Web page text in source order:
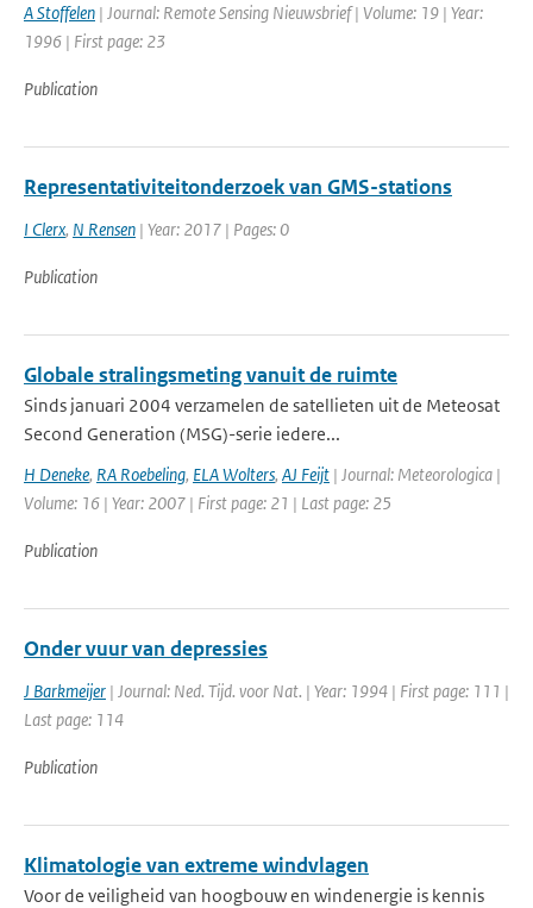
A Stoffelen | Journal: Remote Sensing Nieuwsbrief | Volume: 19 | Year:
1996 | First page: 23
Publication
Representativiteitonderzoek van GMS-stations
I Clerx, N Rensen | Year: 2017 | Pages: 0
Publication
Globale stralingsmeting vanuit de ruimte
Sinds januari 2004 verzamelen de satellieten uit de Meteosat
Second Generation (MSG)-serie iedere...
H Deneke, RA Roebeling, ELA Wolters, AJ Feijt | Journal: Meteorologica |
Volume: 16 | Year: 2007 | First page: 21 | Last page: 25
Publication
Onder vuur van depressies
J Barkmeijer | Journal: Ned. Tijd. voor Nat. | Year: 1994 | First page: 111 |
Last page: 114
Publication
Klimatologie van extreme windvlagen
Voor de veiligheid van hoogbouw en windenergie is kennis